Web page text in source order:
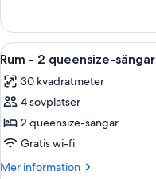
(Newly
Renovated)
-
kingsize-
(Newly
Renovated)
Öppna
alla
foton
för
Rum
-
2
6
Rum - 2 queensize-sängar
30 kvadratmeter
4 sovplatser
2 queensize-sängar
Gratis wi-fi
Mer information
Mer